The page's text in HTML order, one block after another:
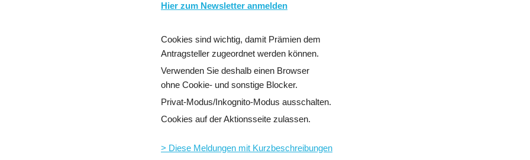
Hier zum Newsletter anmelden
Cookies sind wichtig, damit Prämien dem
Antragsteller zugeordnet werden können.
Verwenden Sie deshalb einen Browser
ohne Cookie- und sonstige Blocker.
Privat-Modus/Inkognito-Modus ausschalten.
Cookies auf der Aktionsseite zulassen.
> Diese Meldungen mit Kurzbeschreibungen